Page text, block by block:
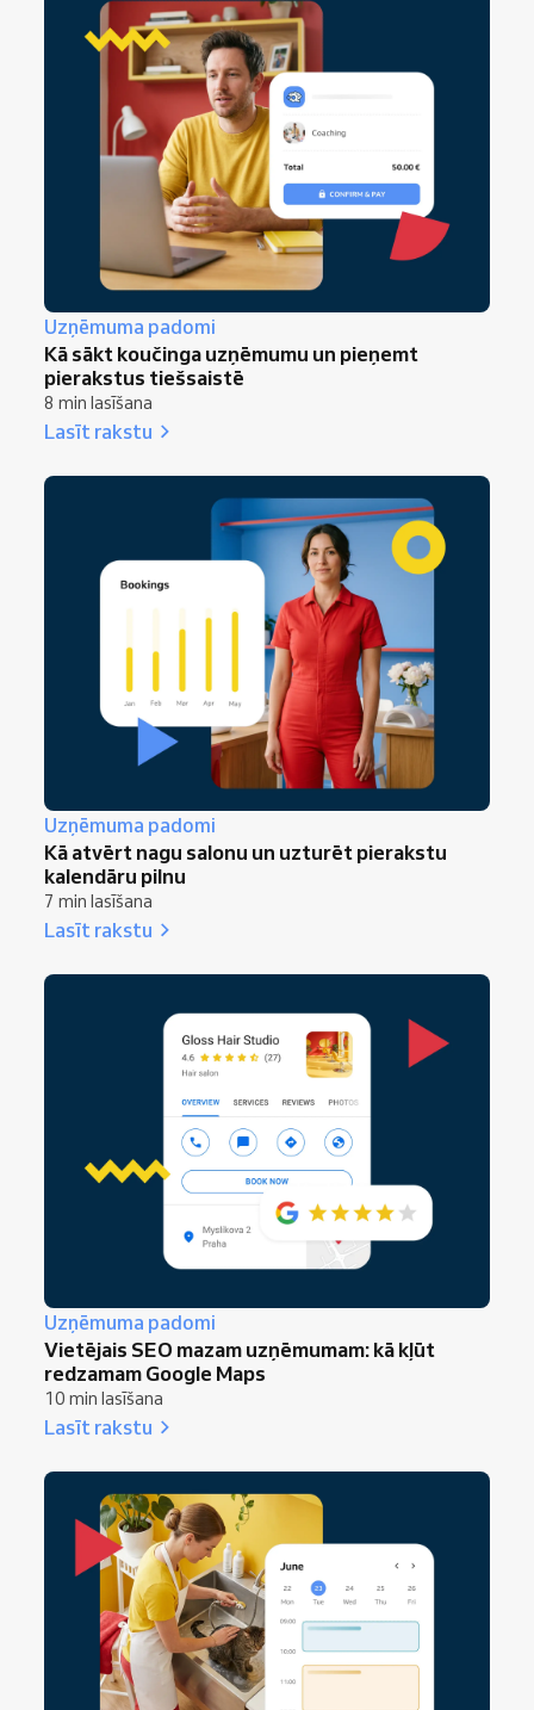
Uzņēmuma padomi
Kā sākt koučinga uzņēmumu un pieņemt
pierakstus tiešsaistē
8 min lasīšana
Lasīt rakstu
Uzņēmuma padomi
Kā atvērt nagu salonu un uzturēt pierakstu
kalendāru pilnu
7 min lasīšana
Lasīt rakstu
Uzņēmuma padomi
Vietējais SEO mazam uzņēmumam: kā kļūt
redzamam Google Maps
10 min lasīšana
Lasīt rakstu